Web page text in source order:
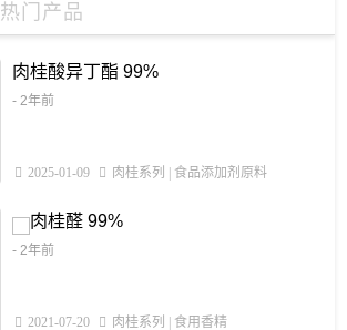
热门产品
肉桂酸异丁酯 99%
- 2年前
2025-01-09 肉桂系列 | 食品添加剂原料
肉桂醛 99%
- 2年前
2021-07-20 肉桂系列 | 食用香精